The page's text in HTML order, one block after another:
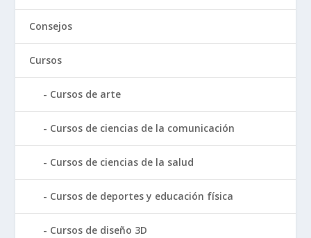
Consejos
Cursos
Cursos de arte
Cursos de ciencias de la comunicación
Cursos de ciencias de la salud
Cursos de deportes y educación física
Cursos de diseño 3D